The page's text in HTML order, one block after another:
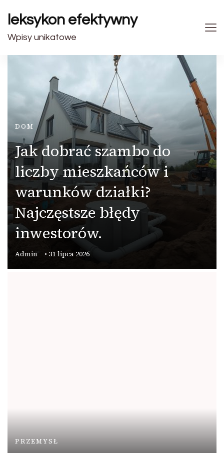
leksykon efektywny
Wpisy unikatowe
DOM
Jak dobrać szambo do
liczby mieszkańców i
warunków działki?
Najczęstsze błędy
inwestorów.
Admin 31 lipca 2026
PRZEMYSŁ